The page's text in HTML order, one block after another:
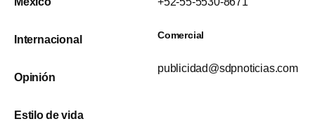
Internacional
Opinión
Estilo de vida
Comercial
publicidad@sdpnoticias.com